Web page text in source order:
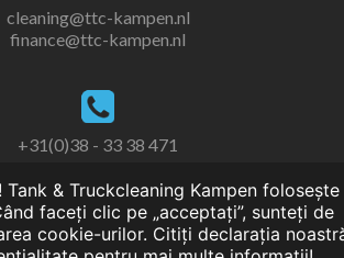
cleaning@ttc-kampen.nl
finance@ttc-kampen.nl
+31(0)38 - 33 38 471
Tank & Truckcleaning Kampen folosește
faceți clic pe „acceptați”, sunteți de
cookie-urilor. Citiți declarația